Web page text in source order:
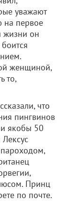
уважают
на первое
жизни он
женщиной,
то,
что
пингвинов
якобы 50
Принц
по почте.